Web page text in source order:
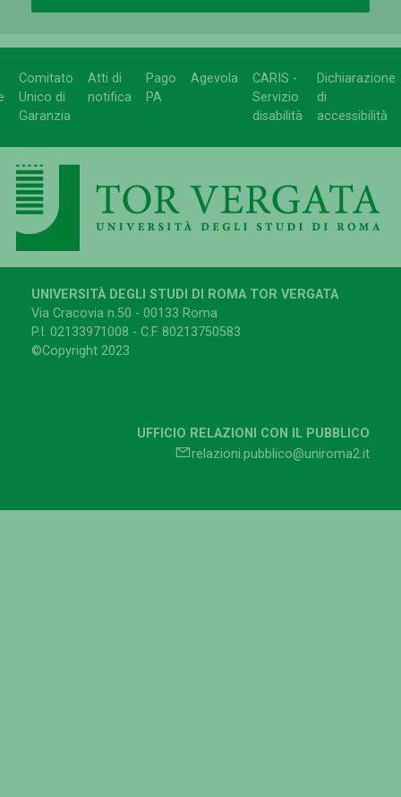
Comitato
Unico di
Garanzia
Atti di
notifica
Pago
PA
Agevola
CARIS -
Servizio
disabilità
Dichiarazione
di
accessibilità
UNIVERSITÀ DEGLI STUDI DI ROMA TOR VERGATA
Via Cracovia n.50 - 00133 Roma
P.I. 02133971008 - C.F. 80213750583
©Copyright 2023
UFFICIO RELAZIONI CON IL PUBBLICO
relazioni.pubblico@uniroma2.it